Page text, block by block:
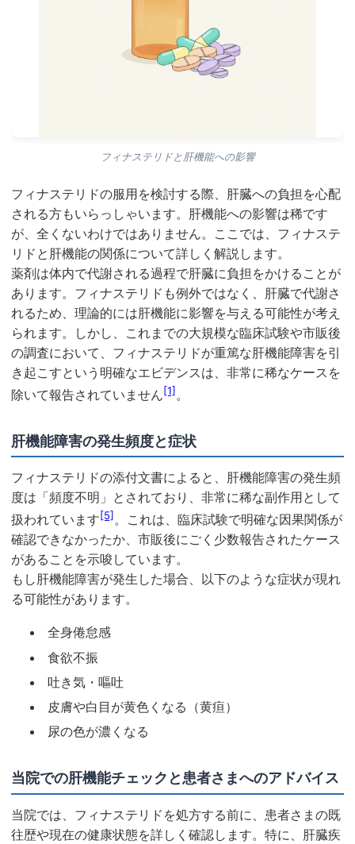
フィナステリドと肝機能への影響
フィナステリドの服用を検討する際、肝臓への負担を心配
される方もいらっしゃいます。肝機能への影響は稀です
が、全くないわけではありません。ここでは、フィナステ
リドと肝機能の関係について詳しく解説します。
薬剤は体内で代謝される過程で肝臓に負担をかけることが
あります。フィナステリドも例外ではなく、肝臓で代謝さ
れるため、理論的には肝機能に影響を与える可能性が考え
られます。しかし、これまでの大規模な臨床試験や市販後
の調査において、フィナステリドが重篤な肝機能障害を引
き起こすという明確なエビデンスは、非常に稀なケースを
除いて報告されていません[1] 。
肝機能障害の発生頻度と症状
フィナステリドの添付文書によると、肝機能障害の発生頻
度は「頻度不明」とされており、非常に稀な副作用として
扱われています[5] 。これは、臨床試験で明確な因果関係が
確認できなかったか、市販後にごく少数報告されたケース
があることを示唆しています。
もし肝機能障害が発生した場合、以下のような症状が現れ
る可能性があります。
全身倦怠感
食欲不振
吐き気・嘔吐
皮膚や白目が黄色くなる（黄疸）
尿の色が濃くなる
当院での肝機能チェックと患者さまへのアドバイス
当院では、フィナステリドを処方する前に、患者さまの既
往歴や現在の健康状態を詳しく確認します。特に、肝臓疾